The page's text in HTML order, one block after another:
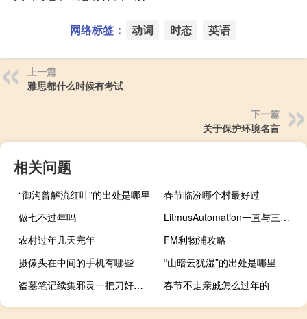
网络标签： 动词 时态 英语
上一篇
雅思都什么时候有考试
下一篇
关于保护环境名言
相关问题
“御沟曾解流红叶”的出处是哪里
春节临汾哪个村最好过
做七不过年吗
LitmusAutomation一直与三菱公司及其子公司合作
农村过年几天完年
FM利物浦攻略
摄像头在中间的手机有哪些
“山暗云犹湿”的出处是哪里
盗墓笔记续集邪灵一把刀好看吗（盗墓笔记续集邪灵一把刀）
春节不走亲戚怎么过年的